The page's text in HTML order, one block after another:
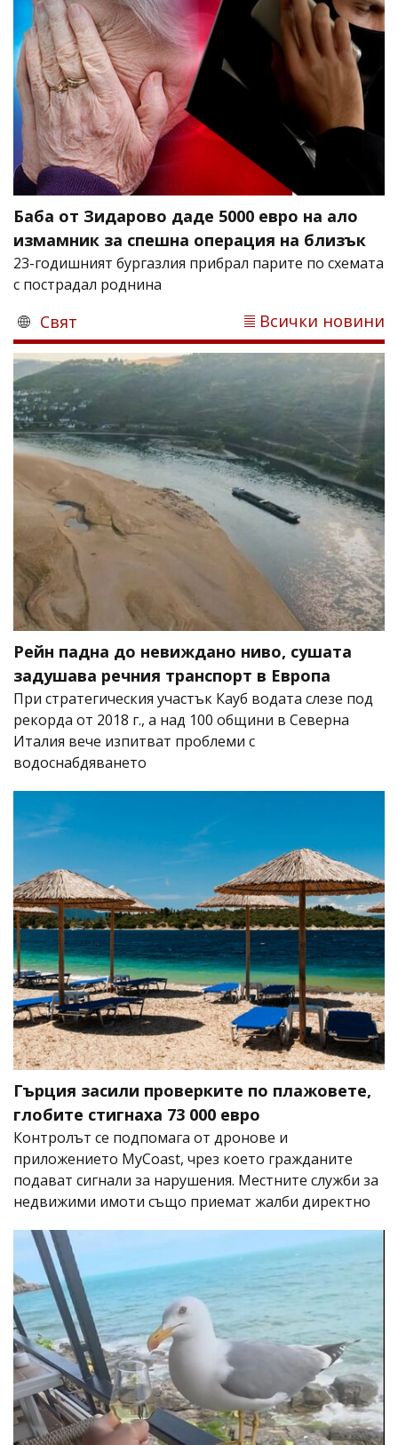
Баба от Зидарово даде 5000 евро на ало
измамник за спешна операция на близък
23-годишният бургазлия прибрал парите по схемата
с пострадал роднина
Свят Всички новини
Рейн падна до невиждано ниво, сушата
задушава речния транспорт в Европа
При стратегическия участък Кауб водата слезе под
рекорда от 2018 г., а над 100 общини в Северна
Италия вече изпитват проблеми с
водоснабдяването
Гърция засили проверките по плажовете,
глобите стигнаха 73 000 евро
Контролът се подпомага от дронове и
приложението MyCoast, чрез което гражданите
подават сигнали за нарушения. Местните служби за
недвижими имоти също приемат жалби директно